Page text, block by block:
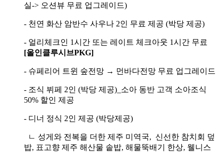
실-> 오션뷰 무료 업그레이드)
- 천연 화산 암반수 사우나 2인 무료 제공 (박당 제공)
- 얼리체크인 1시간 또는 레이트 체크아웃 1시간 무료
[올인클루시브PKG]
- 슈페리어 트윈 숲전망 → 먼바다전망 무료 업그레이드
- 조식 뷔페 2인 (박당 제공)_소아 동반 고객 소아조식
50% 할인 제공
- 디너 정식 2인 제공 (박당제공)
ㄴ 성게와 전복을 더한 제주 미역국, 신선한 참치회 덮
밥, 표고향 제주 해산물 솥밥, 해물뚝배기 한상, 웰니스